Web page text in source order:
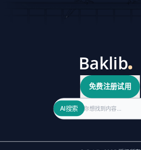
免费注册试用
Search
AI搜索